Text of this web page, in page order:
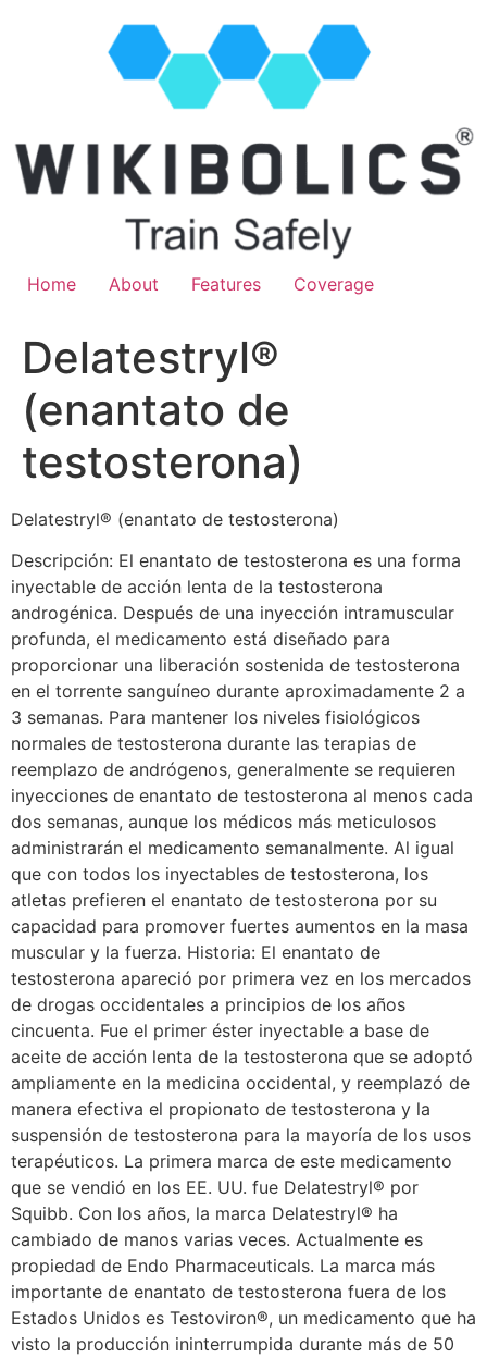
Home About Features Coverage
Delatestryl®
(enantato de
testosterona)
Delatestryl® (enantato de testosterona)
Descripción: El enantato de testosterona es una forma
inyectable de acción lenta de la testosterona
androgénica. Después de una inyección intramuscular
profunda, el medicamento está diseñado para
proporcionar una liberación sostenida de testosterona
en el torrente sanguíneo durante aproximadamente 2 a
3 semanas. Para mantener los niveles fisiológicos
normales de testosterona durante las terapias de
reemplazo de andrógenos, generalmente se requieren
inyecciones de enantato de testosterona al menos cada
dos semanas, aunque los médicos más meticulosos
administrarán el medicamento semanalmente. Al igual
que con todos los inyectables de testosterona, los
atletas prefieren el enantato de testosterona por su
capacidad para promover fuertes aumentos en la masa
muscular y la fuerza. Historia: El enantato de
testosterona apareció por primera vez en los mercados
de drogas occidentales a principios de los años
cincuenta. Fue el primer éster inyectable a base de
aceite de acción lenta de la testosterona que se adoptó
ampliamente en la medicina occidental, y reemplazó de
manera efectiva el propionato de testosterona y la
suspensión de testosterona para la mayoría de los usos
terapéuticos. La primera marca de este medicamento
que se vendió en los EE. UU. fue Delatestryl® por
Squibb. Con los años, la marca Delatestryl® ha
cambiado de manos varias veces. Actualmente es
propiedad de Endo Pharmaceuticals. La marca más
importante de enantato de testosterona fuera de los
Estados Unidos es Testoviron®, un medicamento que ha
visto la producción ininterrumpida durante más de 50